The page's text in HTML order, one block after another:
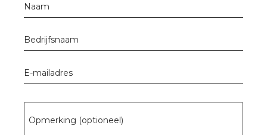
Naam
Bedrijfsnaam
E-mailadres
Opmerking (optioneel)